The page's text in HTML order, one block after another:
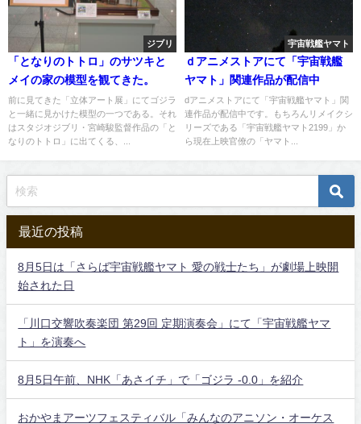
ジブリ
「となりのトトロ」のサツキと
メイの家の模型を観てきた。
前に見てきた「立体アート展」にてゴジラ
と一緒に見かけた模型の一つである。それ
はスタジオジブリ・宮崎駿監督作品の「と
なりのトトロ」に出てくる、...
宇宙戦艦ヤマト
ｄアニメストアにて「宇宙戦艦
ヤマト」関連作品が配信中
dアニメストアにて「宇宙戦艦ヤマト」関
連作品が配信中です。もちろんリメイクシ
リーズである「宇宙戦艦ヤマト2199」か
ら現在上映官僚の「ヤマト...
最近の投稿
8月5日は「さらば宇宙戦艦ヤマト 愛の戦士たち」が劇場上映開
始された日
「川口交響吹奏楽団 第29回 定期演奏会」にて「宇宙戦艦ヤマ
ト」を演奏へ
8月5日午前、NHK「あさイチ」で「ゴジラ -0.0」を紹介
おかやまアーツフェスティバル「みんなのアニソン・オーケス